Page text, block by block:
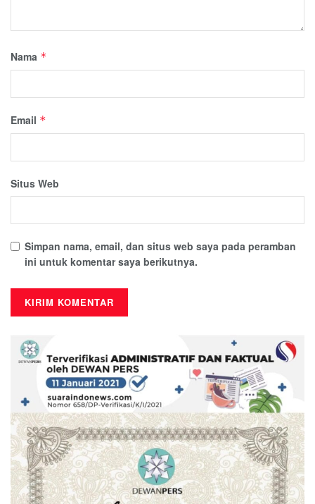
Nama *
Email *
Situs Web
Simpan nama, email, dan situs web saya pada peramban
ini untuk komentar saya berikutnya.